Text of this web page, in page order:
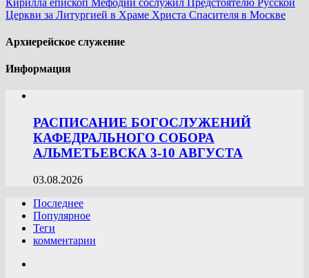
Церкви за Литургией в Храме Христа Спасителя в Москве
Архиерейское служение
Информация
РАСПИСАНИЕ БОГОСЛУЖЕНИЙ
КАФЕДРАЛЬНОГО СОБОРА
АЛЬМЕТЬЕВСКА 3-10 АВГУСТА
03.08.2026
Последнее
Популярное
Теги
комментарии